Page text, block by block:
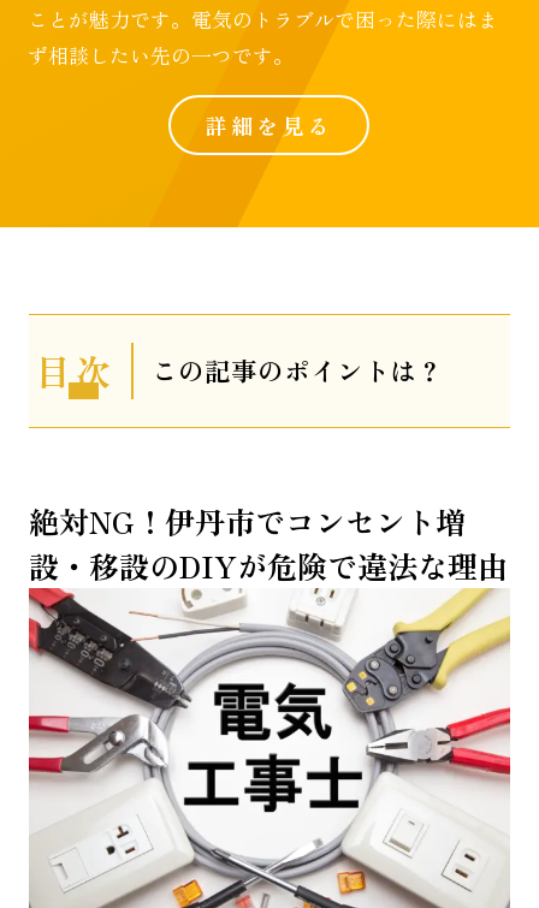
ことが魅力です。電気のトラブルで困った際にはま
ず相談したい先の一つです。
詳細を見る
この記事のポイントは？
表
絶対NG！伊丹市でコンセント増
設・移設のDIYが危険で違法な理由